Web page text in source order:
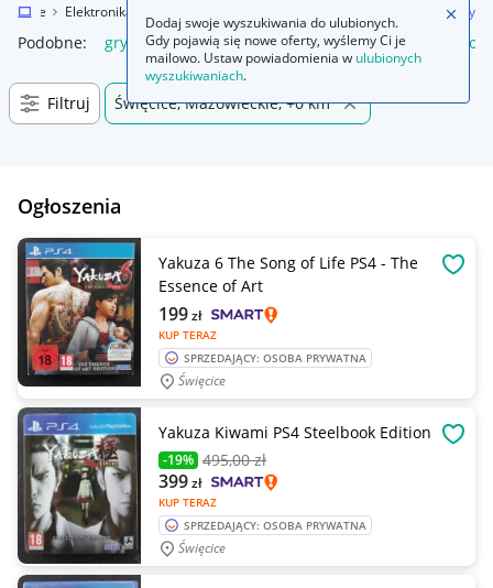
Elektronika Gry
Podobne: gry gry ps5 gry ps4 karty do gry gry
Filtruj Święcice, Mazowieckie, +0 km
Ogłoszenia
Yakuza 6 The Song of Life PS4 - The
Essence of Art
KUP TERAZ
199zł
SPRZEDAJĄCY: OSOBA PRYWATNA
Święcice
Yakuza Kiwami PS4 Steelbook Edition
-19% 495,00 zł
KUP TERAZ
399zł
SPRZEDAJĄCY: OSOBA PRYWATNA
Święcice
Dodaj swoje wyszukiwania do ulubionych.
Gdy pojawią się nowe oferty, wyślemy Ci je
mailowo. Ustaw powiadomienia w ulubionych
wyszukiwaniach.